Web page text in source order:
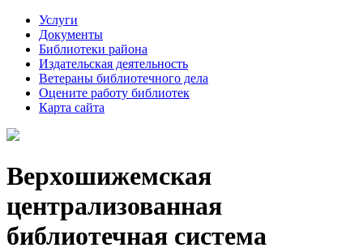
Услуги
Документы
Библиотеки района
Издательская деятельность
Ветераны библиотечного дела
Оцените работу библиотек
Карта сайта
Верхошижемская
централизованная
библиотечная система